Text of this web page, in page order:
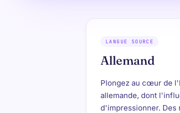
LANGUE SOURCE
Allemand
Plongez au cœur de
allemande, dont
d'impressionner. Des